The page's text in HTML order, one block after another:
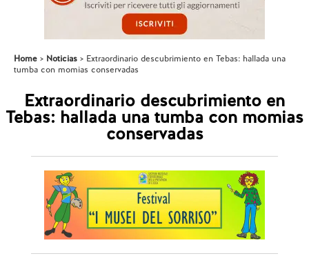
Home Noticias
Extraordinario descubrimiento en Tebas: hallada una
tumba con momias conservadas
Extraordinario descubrimiento en
Tebas: hallada una tumba con momias
conservadas